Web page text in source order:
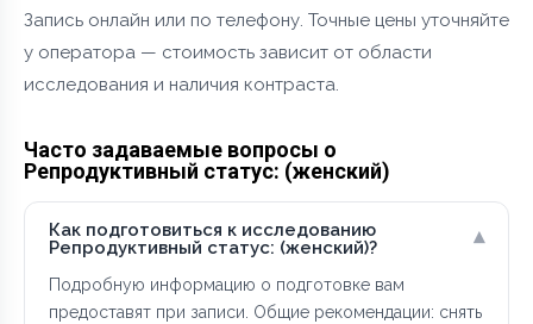
Запись онлайн или по телефону. Точные цены уточняйте
у оператора — стоимость зависит от области
исследования и наличия контраста.
Часто задаваемые вопросы о
Репродуктивный статус: (женский)
Как подготовиться к исследованию
Репродуктивный статус: (женский)?
▾
Подробную информацию о подготовке вам
предоставят при записи. Общие рекомендации: снять